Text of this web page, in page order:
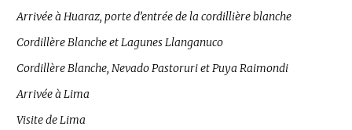
Arrivée à Huaraz, porte d’entrée de la cordillière blanche
Cordillère Blanche et Lagunes Llanganuco
Cordillère Blanche, Nevado Pastoruri et Puya Raimondi
Arrivée à Lima
Visite de Lima